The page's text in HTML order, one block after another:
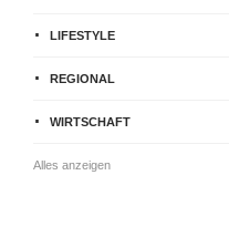
LIFESTYLE
REGIONAL
WIRTSCHAFT
Alles anzeigen